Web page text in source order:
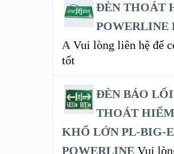
ĐÈN THOÁT
POWERLINE
A Vui lòng liên hệ để
tốt
ĐÈN BÁO LỐI
THOÁT
KHỔ LỚN PL-BIG-E
POWERLINE Vui